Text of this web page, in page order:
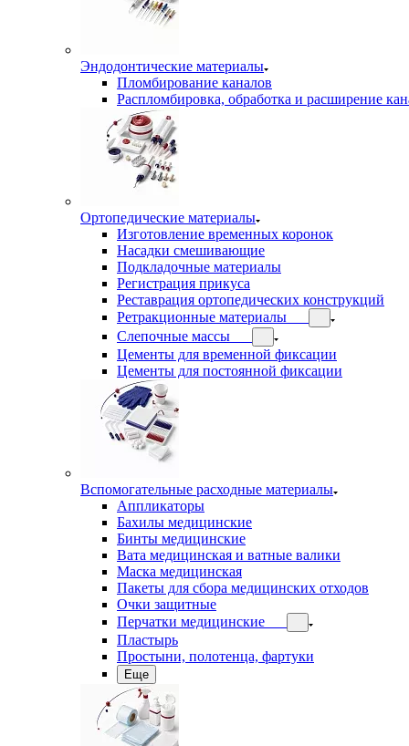
Эндодонтические материалы
Пломбирование каналов
Распломбировка, обработка и расширение
Ортопедические материалы
Изготовление временных коронок
Насадки смешивающие
Подкладочные материалы
Регистрация прикуса
Реставрация ортопедических конструкций
Ретракционные материалы
Слепочные массы
Цементы для временной фиксации
Цементы для постоянной фиксации
Вспомогательные расходные материалы
Аппликаторы
Бахилы медицинские
Бинты медицинские
Вата медицинская и ватные валики
Маска медицинская
Пакеты для сбора медицинских отходов
Очки защитные
Перчатки медицинские
Пластырь
Простыни, полотенца, фартуки
Еще